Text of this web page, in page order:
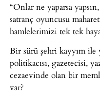
“Onlar ne yaparsa
satranç oyuncusu
hamlelerimizi tek tek
Bir sürü şehri kayyım ile
politikacısı, gazetecisi,
cezaevinde olan bir
var?